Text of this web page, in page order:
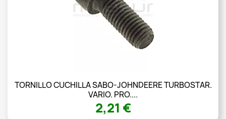
TORNILLO CUCHILLA SABO-JOHNDEERE TURBOSTAR.
VARIO. PRO....
2,21 €